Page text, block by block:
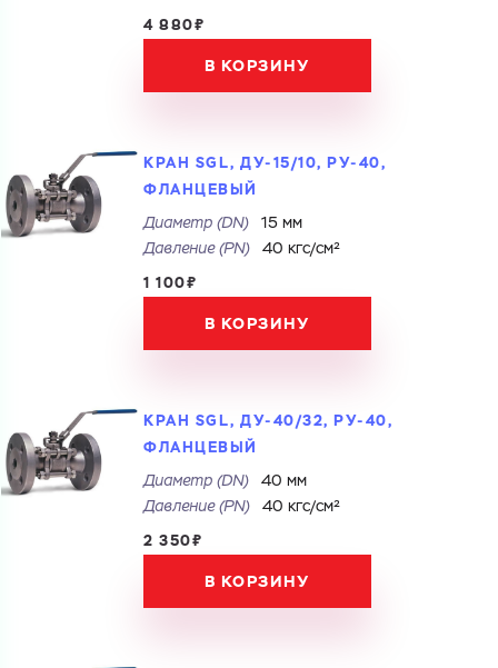
Купить как физ. лицо
Купить как юр. лицо
и укажите какую информацию вы хотите по ним
получить. Мы свяжемся с вами в ближайшее время.
Запросить КП
Запросить Счёт
4 880₽
В КОРЗИНУ
КРАН SGL, ДУ-15/10, РУ-40,
ФЛАНЦЕВЫЙ
Диаметр (DN)
15 мм
Давление (РN)
40 кгс/см²
1 100₽
В КОРЗИНУ
КРАН SGL, ДУ-40/32, РУ-40,
ФЛАНЦЕВЫЙ
Диаметр (DN)
40 мм
Давление (РN)
40 кгс/см²
2 350₽
В КОРЗИНУ